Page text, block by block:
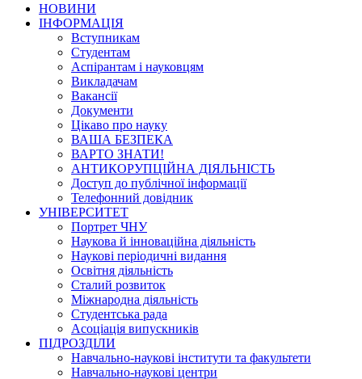
НОВИНИ
ІНФОРМАЦІЯ
Вступникам
Студентам
Аспірантам і науковцям
Викладачам
Вакансії
Документи
Цікаво про науку
ВАША БЕЗПЕКА
ВАРТО ЗНАТИ!
АНТИКОРУПЦІЙНА ДІЯЛЬНІСТЬ
Доступ до публічної інформації
Телефонний довідник
УНІВЕРСИТЕТ
Портрет ЧНУ
Наукова й інноваційна діяльність
Наукові періодичні видання
Освітня діяльність
Сталий розвиток
Міжнародна діяльність
Студентська рада
Асоціація випускників
ПІДРОЗДІЛИ
Навчально-наукові інститути та факультети
Навчально-наукові центри